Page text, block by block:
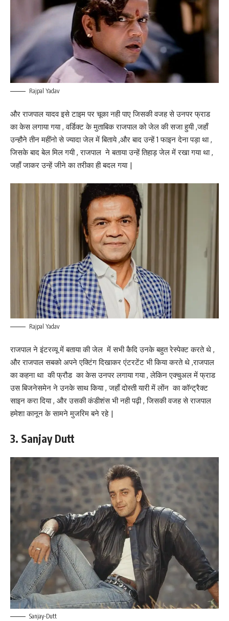
Rajpal Yadav
और राजपाल यादव इसे टाइम पर चूका नही पाए जिसकी वजह से उनपर फ्राड
का केस लगाया गया , वर्डिक्ट के मुताबिक राजपाल को जेल की सजा हुयी ,जहाँ
उन्हौने तीन महींनो से ज्यादा जेल में बिताये ,और बाद उन्हें 1 फाइन देना पड़ा था ,
जिसके बाद बेल मिल गयी , राजपाल ने बताया उन्हें तिहाड़ जेल में रखा गया था ,
जहाँ जाकर उन्हें जीने का तरीका ही बदल गया |
Rajpal Yadav
राजपाल ने इंटरव्यू में बताया की जेल में सभी कैदि उनके बहुत रेस्पेक्ट करते थे ,
और राजपाल सबको अपने एक्टिंग दिखाकर एंटरटेंट भी किया करते थे ,राजपाल
का कहना था की फ्रौड का केस उनपर लगाया गया , लेकिन एक्चुअल में फ्राड
उस बिजनेसमेन ने उनके साथ किया , जहाँ दोस्ती यारी में लोंन का कॉन्ट्रैक्ट
साइन करा दिया , और उसकी कंडीशंस भी नही पढ़ी , जिसकी वजह से राजपाल
हमेशा कानून के सामने मुजरिम बने रहे |
3. Sanjay Dutt
Sanjay-Dutt